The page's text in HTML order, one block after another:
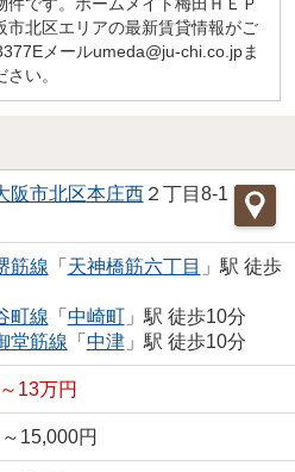
北区エリアの最新賃貸情報がご
メールumeda@ju-chi.co.jpま
い。
阪市北区本庄西２丁目8-1
筋線 「 天神橋筋六丁目 」駅 徒歩
町線 「 中崎町」駅 徒歩10分
堂筋線 「 中津」駅 徒歩10分
13万円
15,000円